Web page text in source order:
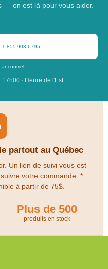
— on est là pour vous aider.
1-855-903-6795
courriel
· Heure de l'Est
partout au Québec
Un lien de suivi vous est
votre commande. *
à partir de 75$.
Plus de 500
produits en stock